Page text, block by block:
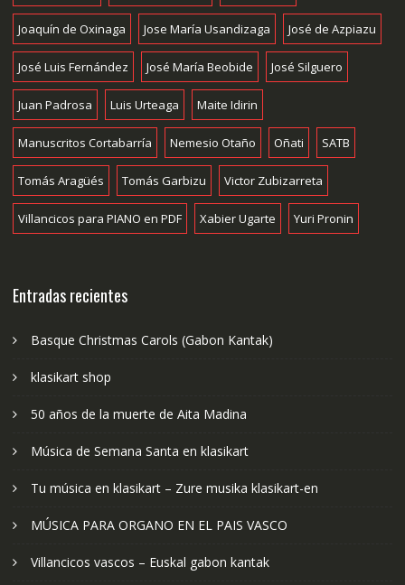
Joaquín de Oxinaga Jose María Usandizaga José de Azpiazu
José Luis Fernández José María Beobide José Silguero
Juan Padrosa Luis Urteaga Maite Idirin
Manuscritos Cortabarría Nemesio Otaño Oñati SATB
Tomás Aragüés Tomás Garbizu Victor Zubizarreta
Villancicos para PIANO en PDF Xabier Ugarte Yuri Pronin
Entradas recientes
Basque Christmas Carols (Gabon Kantak)
klasikart shop
50 años de la muerte de Aita Madina
Música de Semana Santa en klasikart
Tu música en klasikart – Zure musika klasikart-en
MÚSICA PARA ORGANO EN EL PAIS VASCO
Villancicos vascos – Euskal gabon kantak